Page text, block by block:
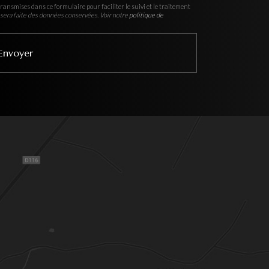
dans ce formulaire pour faciliter le suivi et le traitement
faite des données conservées. Voir notre politique de